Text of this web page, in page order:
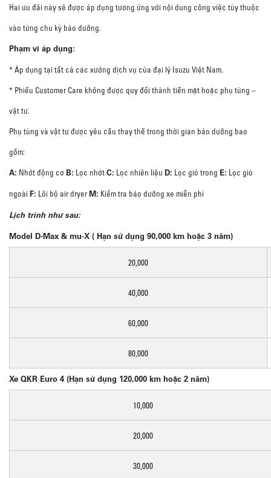
Hai ưu đãi này sẽ được áp dụng tương ứng với nội dung công việc tùy thuộc
vào từng chu kỳ bảo dưỡng.
Phạm vi áp dụng:
* Áp dụng tại tất cả các xưởng dịch vụ của đại lý Isuzu Việt Nam.
* Phiếu Customer Care không được quy đổi thành tiền mặt hoặc phụ tùng –
vật tư.
Phụ tùng và vật tư được yêu cầu thay thế trong thời gian bảo dưỡng bao
gồm:
A: Nhớt động cơ B: Lọc nhớtC: Lọc nhiên liệu D: Lọc gió trong E: Lọc gió
ngoài F: Lõi bộ air dryerM: Kiểm tra bảo dưỡng xe miễn phí
Lịch trình như sau:
Model D-Max & mu-X ( Hạn sử dụng 90,000 km hoặc 3 năm)
20,000
40,000
60,000
80,000
Xe QKR Euro 4 (Hạn sử dụng 120,000 km hoặc 2 năm)
10,000
20,000
30,000